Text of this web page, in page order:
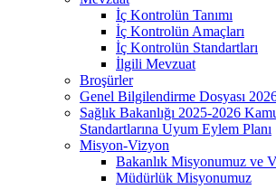
İç Kontrolün Tanımı
İç Kontrolün Amaçları
İç Kontrolün Standartları
İlgili Mevzuat
Broşürler
Genel Bilgilendirme Dosyası
Sağlık Bakanlığı 2025-2026
Standartlarına Uyum Eylem Planı
Misyon-Vizyon
Bakanlık Misyonumuz ve
Müdürlük Misyonumuz